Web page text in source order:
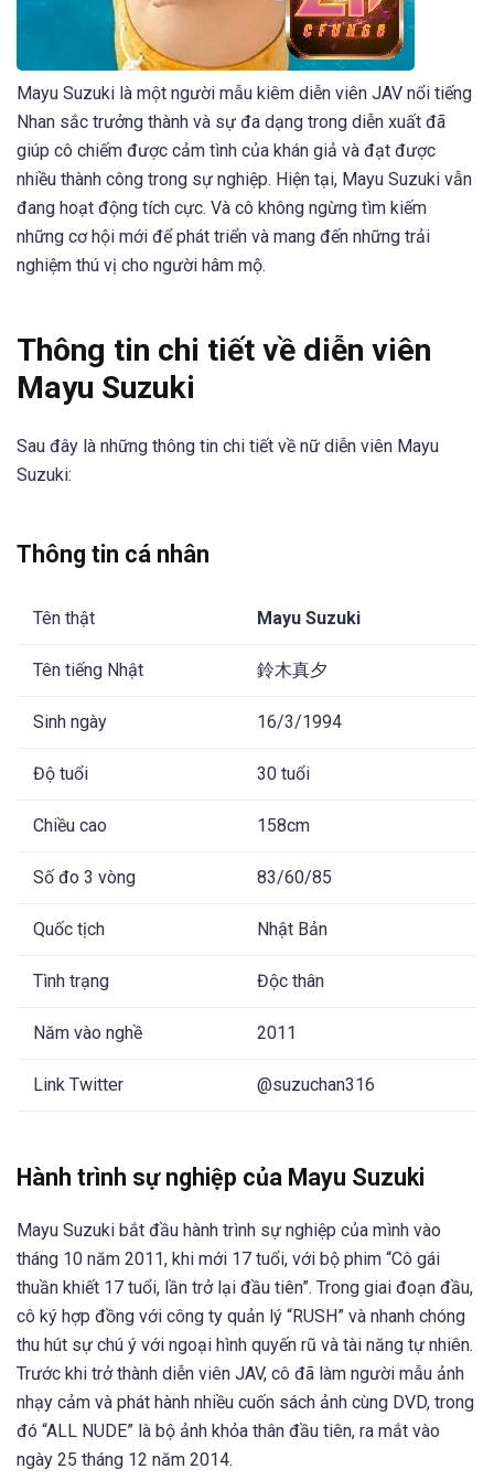
Mayu Suzuki là một người mẫu kiêm diễn viên JAV nổi tiếng
Nhan sắc trưởng thành và sự đa dạng trong diễn xuất đã
giúp cô chiếm được cảm tình của khán giả và đạt được
nhiều thành công trong sự nghiệp. Hiện tại, Mayu Suzuki vẫn
đang hoạt động tích cực. Và cô không ngừng tìm kiếm
những cơ hội mới để phát triển và mang đến những trải
nghiệm thú vị cho người hâm mộ.
Thông tin chi tiết về diễn viên
Mayu Suzuki
Sau đây là những thông tin chi tiết về nữ diễn viên Mayu
Suzuki:
Thông tin cá nhân
Tên thật Mayu Suzuki
Tên tiếng Nhật 鈴木真夕
Sinh ngày 16/3/1994
Độ tuổi 30 tuổi
Chiều cao 158cm
Số đo 3 vòng 83/60/85
Quốc tịch Nhật Bản
Tình trạng Độc thân
Năm vào nghề 2011
Link Twitter @suzuchan316
Hành trình sự nghiệp của Mayu Suzuki
Mayu Suzuki bắt đầu hành trình sự nghiệp của mình vào
tháng 10 năm 2011, khi mới 17 tuổi, với bộ phim “Cô gái
thuần khiết 17 tuổi, lần trở lại đầu tiên”. Trong giai đoạn đầu,
cô ký hợp đồng với công ty quản lý “RUSH” và nhanh chóng
thu hút sự chú ý với ngoại hình quyến rũ và tài năng tự nhiên.
Trước khi trở thành diễn viên JAV, cô đã làm người mẫu ảnh
nhạy cảm và phát hành nhiều cuốn sách ảnh cùng DVD, trong
đó “ALL NUDE” là bộ ảnh khỏa thân đầu tiên, ra mắt vào
ngày 25 tháng 12 năm 2014.